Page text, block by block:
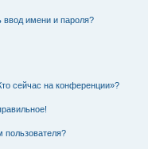
ввод имени и пароля?
сейчас на конференции»?